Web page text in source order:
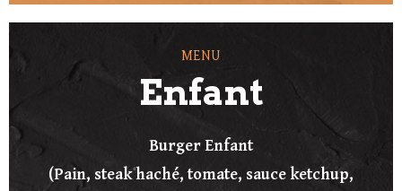
MENU
Enfant
Burger Enfant
(Pain, steak haché, tomate, sauce ketchup,